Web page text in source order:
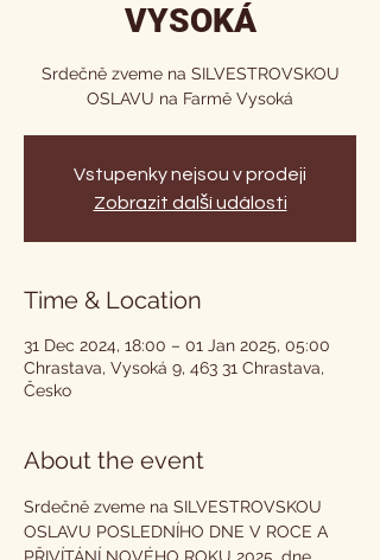
VYSOKÁ
Srdečně zveme na SILVESTROVSKOU
OSLAVU na Farmě Vysoká
Vstupenky nejsou v prodeji
Zobrazit další události
Time & Location
31 Dec 2024, 18:00 – 01 Jan 2025, 05:00
Chrastava, Vysoká 9, 463 31 Chrastava,
Česko
About the event
Srdečně zveme na SILVESTROVSKOU
OSLAVU POSLEDNÍHO DNE V ROCE A